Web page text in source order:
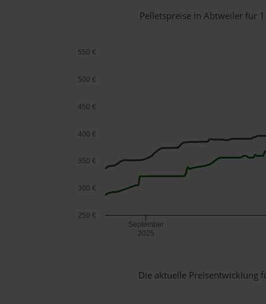
Pelletspreise in Abtweiler für
September
2025
250 €
300 €
350 €
400 €
450 €
500 €
550 €
Die aktuelle Preisentwicklung